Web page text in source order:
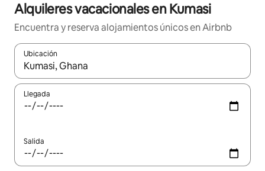
Alquileres vacacionales en Kumasi
Encuentra y reserva alojamientos únicos en Airbnb
Ubicación
Cuando los resultados estén disponibles, navega con las
Llegada
Salida